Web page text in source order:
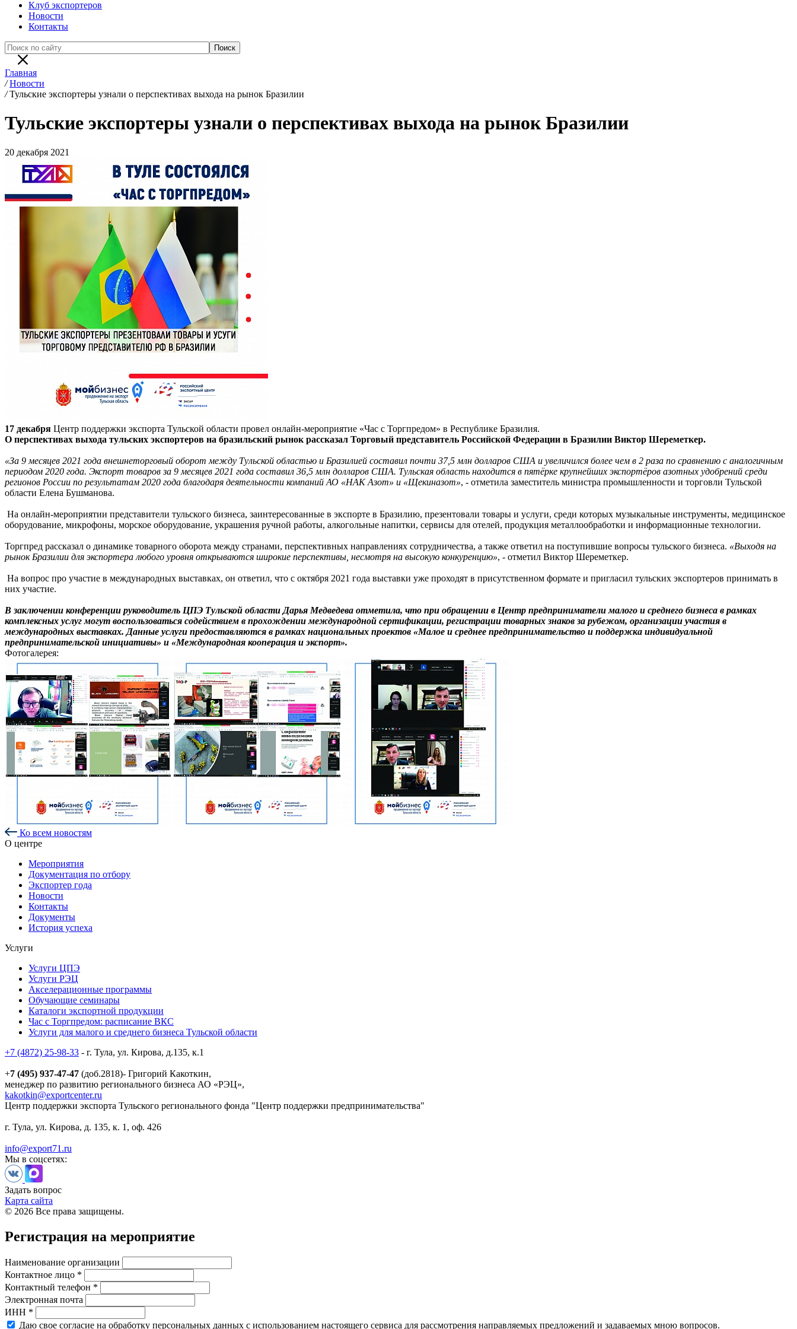
Клуб экспортеров
Новости
Контакты
Главная
/ Новости
/ Тульские экспортеры узнали о перспективах выхода на рынок Бразилии
Тульские экспортеры узнали о перспективах выхода на рынок Бразилии
20 декабря 2021
17 декабря Центр поддержки экспорта Тульской области провел онлайн-мероприятие «Час с Торгпредом» в Республике Бразилия.
О перспективах выхода тульских экспортеров на бразильский рынок рассказал Торговый представитель Российской Федерации в Бразилии Виктор Шереметкер.
«За 9 месяцев 2021 года внешнеторговый оборот между Тульской областью и Бразилией составил почти 37,5 млн долларов США и увеличился более чем в 2 раза по сравнению с аналогичным
периодом 2020 года. Экспорт товаров за 9 месяцев 2021 года составил 36,5 млн долларов США. Тульская область находится в пятёрке крупнейших экспортёров азотных удобрений среди
регионов России по результатам 2020 года благодаря деятельности компаний АО «НАК Азот» и «Щекиназот», - отметила заместитель министра промышленности и торговли Тульской
области Елена Бушманова.
На онлайн-мероприятии представители тульского бизнеса, заинтересованные в экспорте в Бразилию, презентовали товары и услуги, среди которых музыкальные инструменты, медицинское
оборудование, микрофоны, морское оборудование, украшения ручной работы, алкогольные напитки, сервисы для отелей, продукция металлообработки и информационные технологии.
Торгпред рассказал о динамике товарного оборота между странами, перспективных направлениях сотрудничества, а также ответил на поступившие вопросы тульского бизнеса. «Выходя на
рынок Бразилии для экспортера любого уровня открываются широкие перспективы, несмотря на высокую конкуренцию», - отметил Виктор Шереметкер.
На вопрос про участие в международных выставках, он ответил, что с октября 2021 года выставки уже проходят в присутственном формате и пригласил тульских экспортеров принимать в
них участие.
В заключении конференции руководитель ЦПЭ Тульской области Дарья Медведева отметила, что при обращении в Центр предприниматели малого и среднего бизнеса в рамках
комплексных услуг могут воспользоваться содействием в прохождении международной сертификации, регистрации товарных знаков за рубежом, организации участия в
международных выставках. Данные услуги предоставляются в рамках национальных проектов «Малое и среднее предпринимательство и поддержка индивидуальной
предпринимательской инициативы» и «Международная кооперация и экспорт».
Фотогалерея:
Ко всем новостям
О центре
Мероприятия
Документация по отбору
Экспортер года
Новости
Контакты
Документы
История успеха
Услуги
Услуги ЦПЭ
Услуги РЭЦ
Акселерационные программы
Обучающие семинары
Каталоги экспортной продукции
Час с Торгпредом: расписание ВКС
Услуги для малого и среднего бизнеса Тульской области
+7 (4872) 25-98-33 - г. Тула, ул. Кирова, д.135, к.1
+7 (495) 937-47-47 (доб.2818)- Григорий Какоткин,
менеджер по развитию регионального бизнеса АО «РЭЦ»,
kakotkin@exportcenter.ru
Центр поддержки экспорта Тульского регионального фонда "Центр поддержки предпринимательства"
г. Тула, ул. Кирова, д. 135, к. 1, оф. 426
info@export71.ru
Мы в соцсетях:
Задать вопрос
Карта сайта
© 2026 Все права защищены.
Регистрация на мероприятие
Наименование организации
Контактное лицо *
Контактный телефон *
Электронная почта
ИНН *
Даю свое согласие на обработку персональных данных с использованием настоящего сервиса для рассмотрения направляемых предложений и задаваемых мною вопросов.